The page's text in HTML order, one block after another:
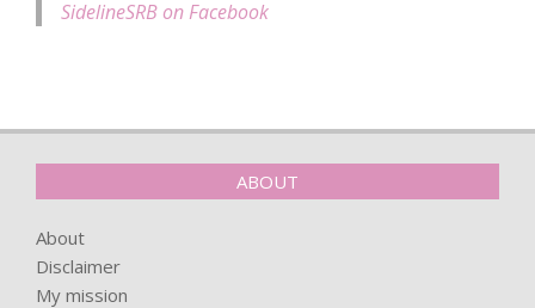
SidelineSRB on Facebook
ABOUT
About
Disclaimer
My mission